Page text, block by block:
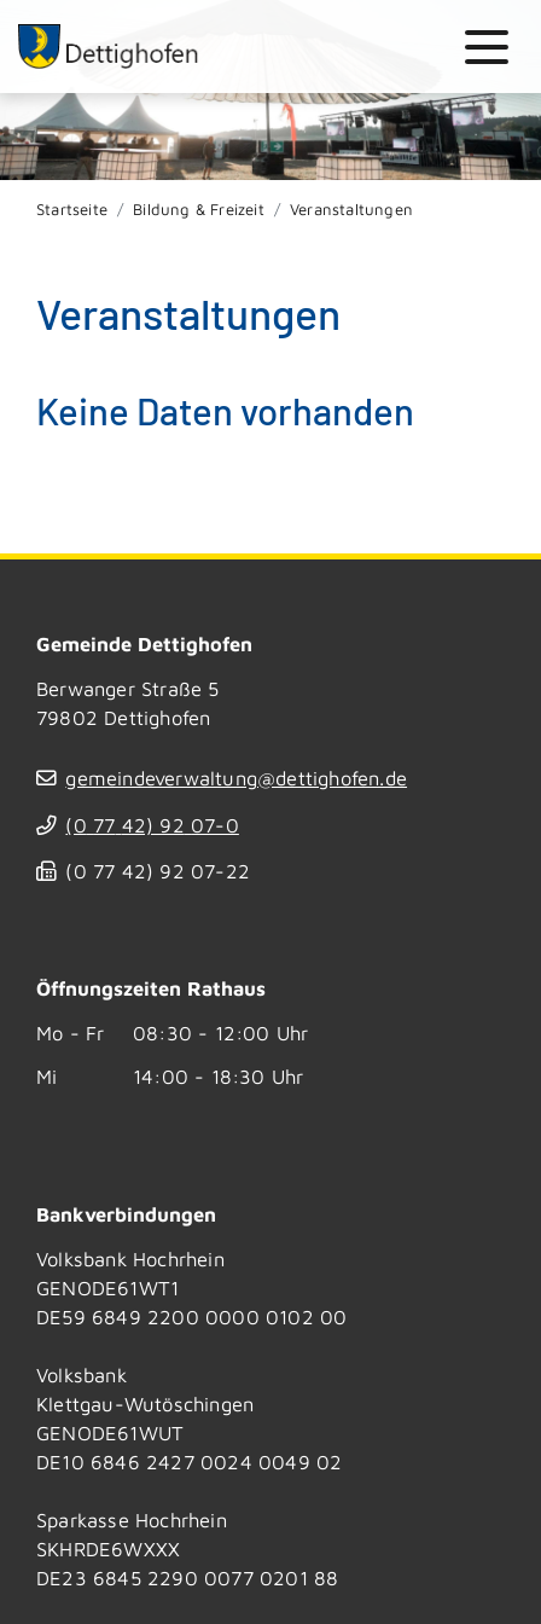
Startseite Bildung & Freizeit Veranstaltungen
Veranstaltungen
Keine Daten vorhanden
Gemeinde Dettighofen
Berwanger Straße 5
79802 Dettighofen
gemeindeverwaltung@dettighofen.de
(0 77 42) 92 07-0
(0 77 42) 92 07-22
Öffnungszeiten Rathaus
Mo - Fr
08:30 - 12:00 Uhr
Mi
14:00 - 18:30 Uhr
Bankverbindungen
Volksbank Hochrhein
GENODE61WT1
DE59 6849 2200 0000 0102 00
Volksbank
Klettgau-Wutöschingen
GENODE61WUT
DE10 6846 2427 0024 0049 02
Sparkasse Hochrhein
SKHRDE6WXXX
DE23 6845 2290 0077 0201 88